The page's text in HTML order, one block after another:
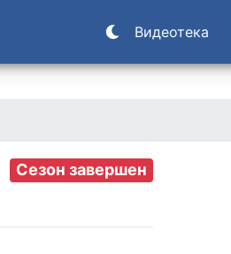
Видеотека
Сезон завершен